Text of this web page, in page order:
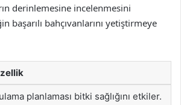
derinlemesine incelenmesini
başarılı bahçıvanlarını yetiştirmeye
planlaması bitki sağlığını etkiler.